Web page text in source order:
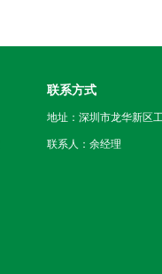
联系方式
地址：深圳市龙华新区
联系人：余经理